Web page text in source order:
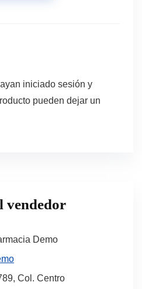
iniciado sesión y
pueden dejar un
vendedor
Demo
Col. Centro